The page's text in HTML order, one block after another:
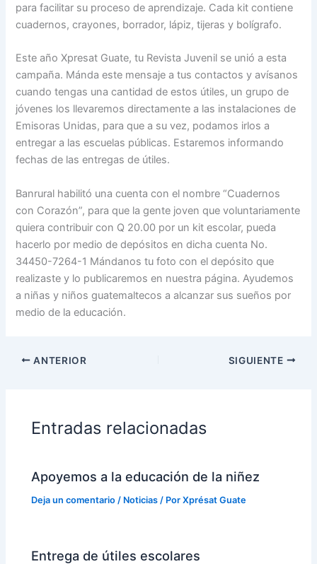
para facilitar su proceso de aprendizaje. Cada kit contiene
cuadernos, crayones, borrador, lápiz, tijeras y bolígrafo.
Este año Xpresat Guate, tu Revista Juvenil se unió a esta
campaña. Mánda este mensaje a tus contactos y avísanos
cuando tengas una cantidad de estos útiles, un grupo de
jóvenes los llevaremos directamente a las instalaciones de
Emisoras Unidas, para que a su vez, podamos irlos a
entregar a las escuelas públicas. Estaremos informando
fechas de las entregas de útiles.
Banrural habilitó una cuenta con el nombre “Cuadernos
con Corazón”, para que la gente joven que voluntariamente
quiera contribuir con Q 20.00 por un kit escolar, pueda
hacerlo por medio de depósitos en dicha cuenta No.
34450-7264-1 Mándanos tu foto con el depósito que
realizaste y lo publicaremos en nuestra página. Ayudemos
a niñas y niños guatemaltecos a alcanzar sus sueños por
medio de la educación.
ANTERIOR SIGUIENTE
Entradas relacionadas
Apoyemos a la educación de la niñez
Deja un comentario / Noticias / PorXprésat Guate
Entrega de útiles escolares